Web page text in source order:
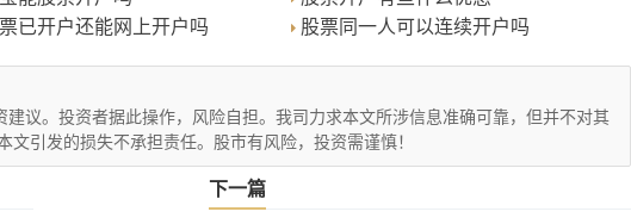
已开户还能网上开户吗 股票同一人可以连续开户吗
议。投资者据此操作，风险自担。我司力求本文所涉信息准确可靠，但并不对其
引发的损失不承担责任。股市有风险，投资需谨慎！
下一篇